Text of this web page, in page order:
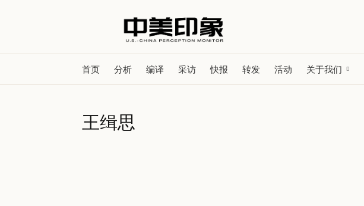
首页 分析 编译 采访 快报 转发 活动 关于我们
王缉思